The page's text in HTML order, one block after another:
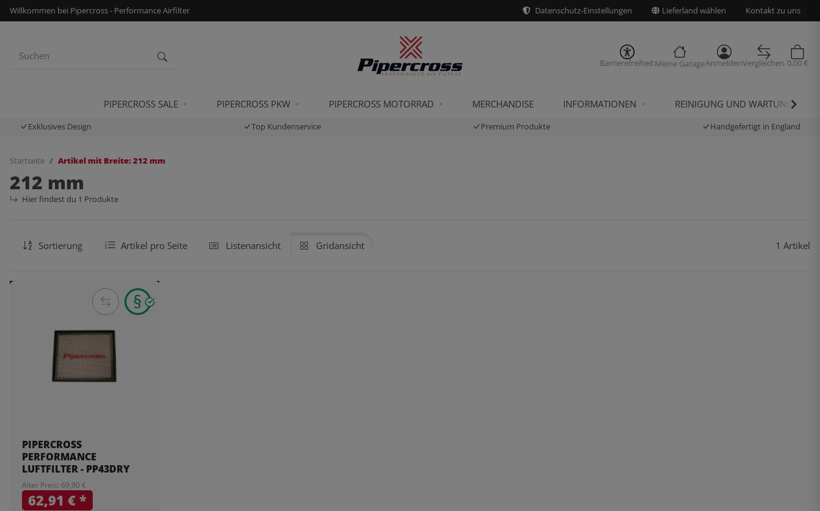
Willkommen bei Pipercross - Performance Airfilter Datenschutz-Einstellungen Lieferland wählen Kontakt zu uns
BarrierefreiheitMeine GarageAnmeldenVergleichen 0,00 €
PIPERCROSS SALE PIPERCROSS PKW PIPERCROSS MOTORRAD MERCHANDISE INFORMATIONEN REINIGUNG UND WARTUNG
Exklusives Design Top Kundenservice Premium Produkte Handgefertigt in England
Startseite Artikel mit Breite: 212 mm
212 mm
Hier findest du 1 Produkte
Sortierung Artikel pro Seite Listenansicht Gridansicht 1 Artikel
PIPERCROSS
PERFORMANCE
LUFTFILTER - PP43DRY
Alter Preis: 69,90 €
62,91 €*